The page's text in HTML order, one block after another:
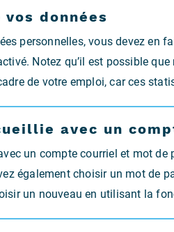
données
personnelles, vous devez en
Notez qu’il est possible
de votre emploi, car ces
avec un
un compte courriel et mot
également choisir un mot de
un nouveau en utilisant la